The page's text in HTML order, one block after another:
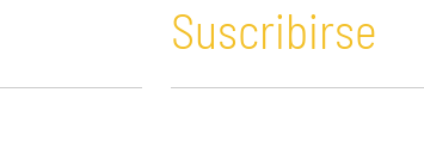
Suscribirse